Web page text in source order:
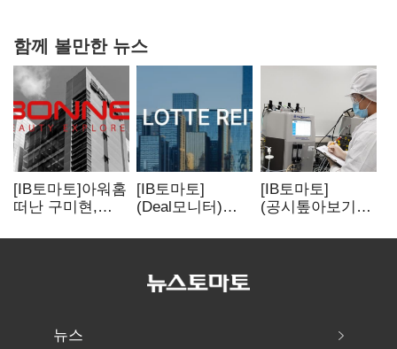
함께 볼만한 뉴스
[IB토마토]아워홈
떠난 구미현,
베팅…가족
[IB토마토]
(Deal모니터)
발행…빠듯한
대응
[IB토마토]
(공시톺아보기)
무엇이 '중요한
뉴스